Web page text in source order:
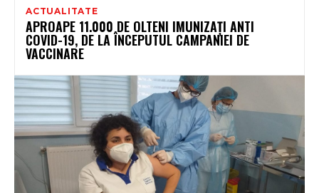
ACTUALITATE
APROAPE 11.000 DE OLTENI IMUNIZAȚI ANTI
COVID-19, DE LA ÎNCEPUTUL CAMPANIEI DE
VACCINARE